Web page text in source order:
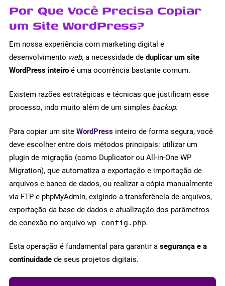
Por Que Você Precisa Copiar
um Site WordPress?
Em nossa experiência com marketing digital e
desenvolvimento web, a necessidade de duplicar um site
WordPress inteiro é uma ocorrência bastante comum.
Existem razões estratégicas e técnicas que justificam esse
processo, indo muito além de um simples backup.
Para copiar um site WordPress inteiro de forma segura, você
deve escolher entre dois métodos principais: utilizar um
plugin de migração (como Duplicator ou All-in-One WP
Migration), que automatiza a exportação e importação de
arquivos e banco de dados, ou realizar a cópia manualmente
via FTP e phpMyAdmin, exigindo a transferência de arquivos,
exportação da base de dados e atualização dos parâmetros
de conexão no arquivo wp-config.php.
Esta operação é fundamental para garantir a segurança e a
continuidade de seus projetos digitais.